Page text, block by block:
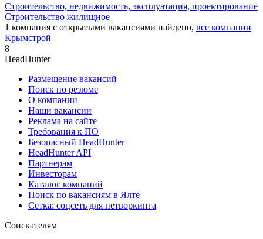
Строительство, недвижимость, эксплуатация, проектирование
Строительство жилищное
1 компания с открытыми вакансиями найдено, все компании
Крымстрой
8
HeadHunter
Размещение вакансий
Поиск по резюме
О компании
Наши вакансии
Реклама на сайте
Требования к ПО
Безопасный HeadHunter
HeadHunter API
Партнерам
Инвесторам
Каталог компаний
Поиск по вакансиям в Ялте
Сетка: соцсеть для нетворкинга
Соискателям